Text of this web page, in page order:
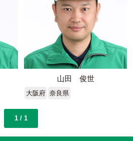
山田 俊世
大阪府 奈良県
1 / 1